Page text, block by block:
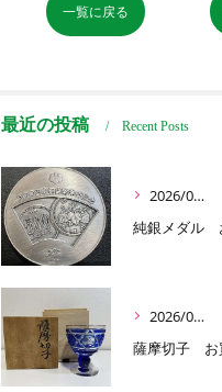
一覧に戻る
最近の投稿 Recent Posts
2026/07/03
2026/07/01
薩摩切子 お